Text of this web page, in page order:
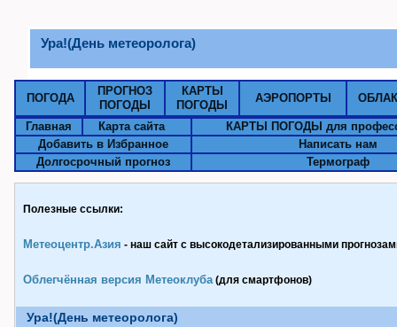
Ура!(День метеоролога)
ПОГОДА
ПРОГНОЗ
ПОГОДЫ
КАРТЫ
ПОГОДЫ
АЭРОПОРТЫ
Главная Карта сайта
КАРТЫ ПОГОДЫ для
Добавить в Избранное
Написать нам
Долгосрочный прогноз
Термограф
Полезные ссылки:
Метеоцентр.Азия - наш сайт с высокодетализированными
Облегчённая версия Метеоклуба(для смартфонов)
Ура!(День метеоролога)